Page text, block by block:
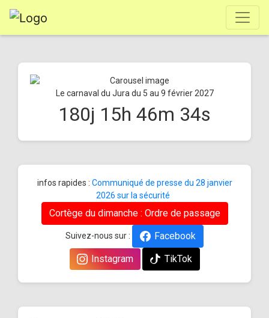
Le carnaval du Jura du 5 au 9 février 2027
180j 15h 46m 34s
infos rapides : Communiqué de presse du 28 janvier
2026 sur la sécurité
Cortège du dimanche : Ordre de passage
Suivez-nous sur :
Facebook
Instagram
TikTok